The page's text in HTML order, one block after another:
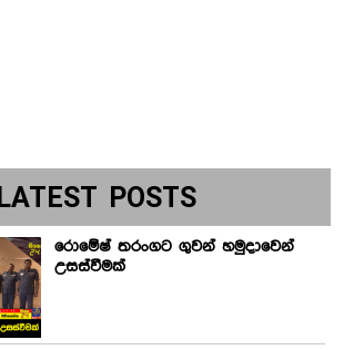
LATEST POSTS
රොමේෂ් තරංගට ගුවන් හමුදාවෙන්
උසස්වීමක්